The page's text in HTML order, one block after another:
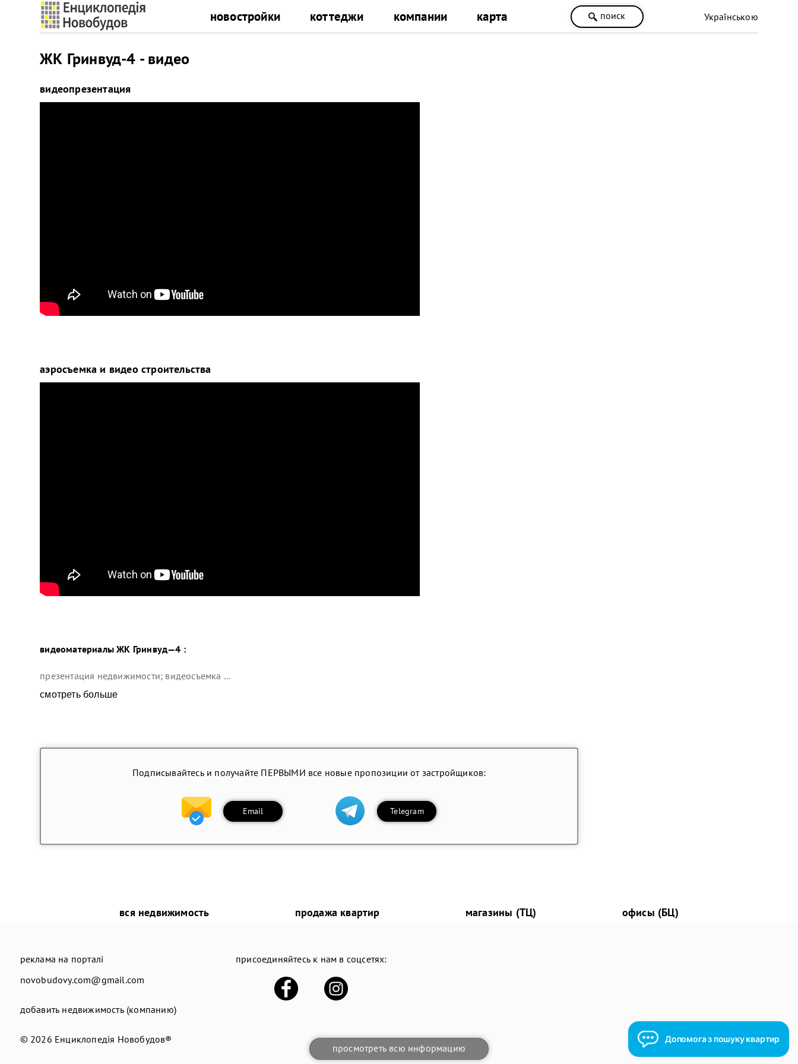
новостройки коттеджи компании карта поиск Українською
ЖК Гринвуд-4 - видео
видеопрезентация
аэросъемка и видео строительства
просмотреть всю информацию
видеоматериалы ЖК Гринвуд—4 :
презентация недвижимости; видеосъемка ...
смотреть больше
Подписывайтесь и получайте ПЕРВЫМИ все новые пропозиции от застройщиков:
Email Telegram
вся недвижимость продажа квартир магазины (ТЦ) офисы (БЦ)
реклама на порталі
novobudovy.com@gmail.com
добавить недвижимость (компанию)
© 2026 Енциклопедія Новобудов®
присоединяйтесь к нам в соцсетях: